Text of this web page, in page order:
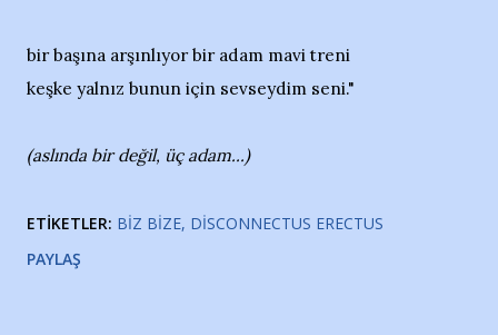
bir başına arşınlıyor bir adam mavi treni
keşke yalnız bunun için sevseydim seni."
(aslında bir değil, üç adam...)
ETIKETLER: BIZ BIZE DISCONNECTUS ERECTUS
PAYLAŞ